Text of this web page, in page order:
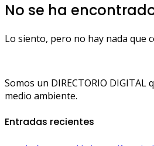
No se ha
Lo siento, pero no hay nada que
Somos un DIRECTORIO
medio ambiente.
Entradas recientes